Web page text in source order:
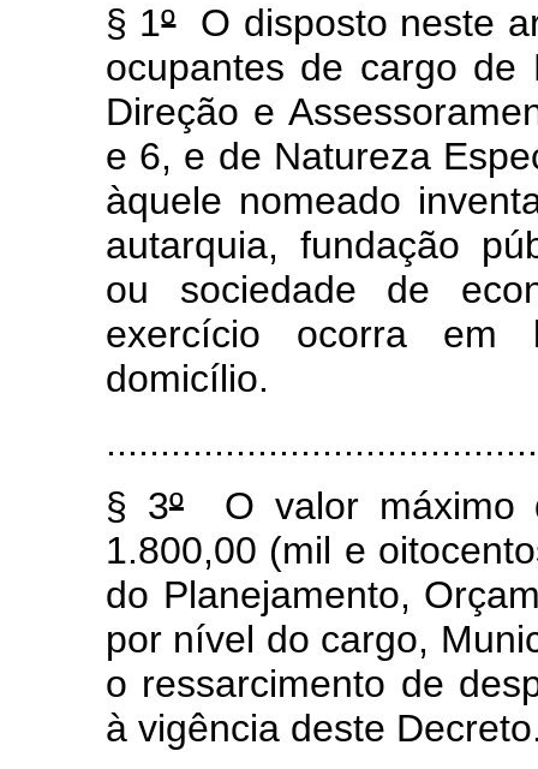
§ 1ºO disposto neste
ocupantes de cargo de
Direção e
e 6, e de Natureza
àquele nomeado
autarquia, fundação
ou sociedade de
exercício ocorra em
domicílio.
§ 3ºO valor máximo
1.800,00 (mil e
do Planejamento,
por nível do cargo,
o ressarcimento de
à vigência deste